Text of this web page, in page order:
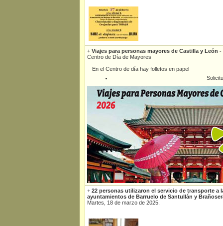
+ Viajes para personas mayores de Castilla y León -
Centro de Día de Mayores
En el Centro de día hay folletos en papel
+ 22 personas utilizaron el servicio de transporte a
ayuntamientos de Barruelo de Santullán y
Martes, 18 de marzo de 2025.